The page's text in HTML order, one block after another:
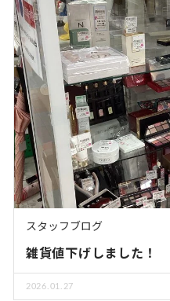
スタッフブログ
雑貨値下げしました！
2026.01.27